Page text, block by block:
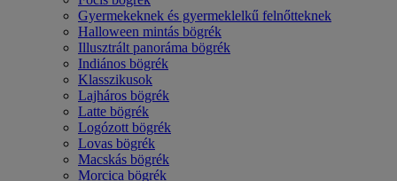
Gyermekeknek és gyermeklelkű felnőtteknek
Halloween mintás bögrék
Illusztrált panoráma bögrék
Indiános bögrék
Klasszikusok
Lajháros bögrék
Latte bögrék
Logózott bögrék
Lovas bögrék
Macskás bögrék
Morcica bögrék